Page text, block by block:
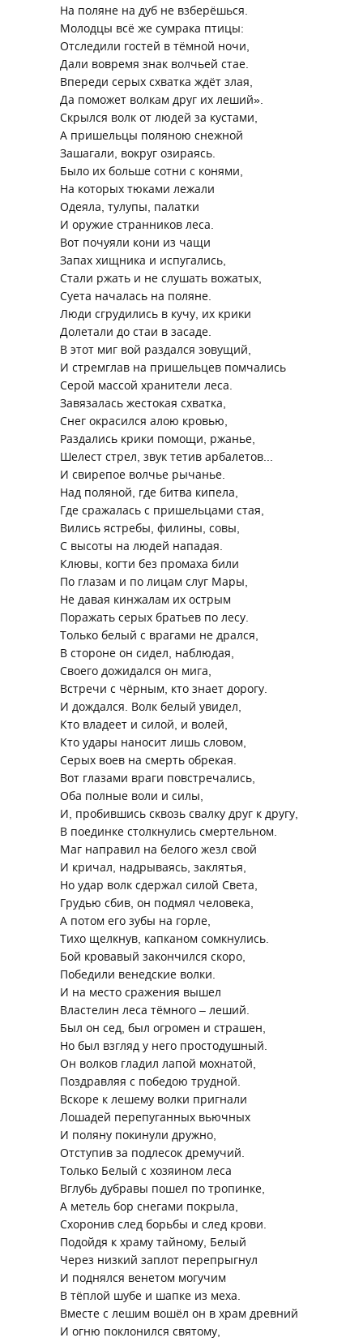
На поляне на дуб не взберёшься.
Молодцы всё же сумрака птицы:
Отследили гостей в тёмной ночи,
Дали вовремя знак волчьей стае.
Впереди серых схватка ждёт злая,
Да поможет волкам друг их леший».
Скрылся волк от людей за кустами,
А пришельцы поляною снежной
Зашагали, вокруг озираясь.
Было их больше сотни с конями,
На которых тюками лежали
Одеяла, тулупы, палатки
И оружие странников леса.
Вот почуяли кони из чащи
Запах хищника и испугались,
Стали ржать и не слушать вожатых,
Суета началась на поляне.
Люди сгрудились в кучу, их крики
Долетали до стаи в засаде.
В этот миг вой раздался зовущий,
И стремглав на пришельцев помчались
Серой массой хранители леса.
Завязалась жестокая схватка,
Снег окрасился алою кровью,
Раздались крики помощи, ржанье,
Шелест стрел, звук тетив арбалетов...
И свирепое волчье рычанье.
Над поляной, где битва кипела,
Где сражалась с пришельцами стая,
Вились ястребы, филины, совы,
С высоты на людей нападая.
Клювы, когти без промаха били
По глазам и по лицам слуг Мары,
Не давая кинжалам их острым
Поражать серых братьев по лесу.
Только белый с врагами не дрался,
В стороне он сидел, наблюдая,
Своего дожидался он мига,
Встречи с чёрным, кто знает дорогу.
И дождался. Волк белый увидел,
Кто владеет и силой, и волей,
Кто удары наносит лишь словом,
Серых воев на смерть обрекая.
Вот глазами враги повстречались,
Оба полные воли и силы,
И, пробившись сквозь свалку друг к другу,
В поединке столкнулись смертельном.
Маг направил на белого жезл свой
И кричал, надрываясь, заклятья,
Но удар волк сдержал силой Света,
Грудью сбив, он подмял человека,
А потом его зубы на горле,
Тихо щелкнув, капканом сомкнулись.
Бой кровавый закончился скоро,
Победили венедские волки.
И на место сражения вышел
Властелин леса тёмного – леший.
Был он сед, был огромен и страшен,
Но был взгляд у него простодушный.
Он волков гладил лапой мохнатой,
Поздравляя с победою трудной.
Вскоре к лешему волки пригнали
Лошадей перепуганных вьючных
И поляну покинули дружно,
Отступив за подлесок дремучий.
Только Белый с хозяином леса
Вглубь дубравы пошел по тропинке,
А метель бор снегами покрыла,
Схоронив след борьбы и след крови.
Подойдя к храму тайному, Белый
Через низкий заплот перепрыгнул
И поднялся венетом могучим
В тёплой шубе и шапке из меха.
Вместе с лешим вошёл он в храм древний
И огню поклонился святому,